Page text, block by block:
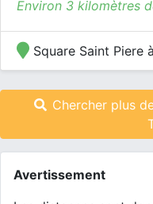
Environ 3 kilomètres
Square Saint Piere
Chercher plus
Avertissement